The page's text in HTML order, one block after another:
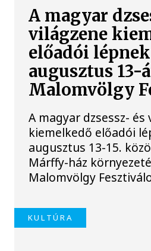
A magyar
világzene
előadói
augusztus 13-
Malomvölgy
A magyar dzsessz- és
kiemelkedő előadói
augusztus 13-15.
Márffy-ház
Malomvölgy
KULTÚRA